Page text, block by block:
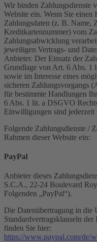
Wir binden Zahlungsdienste
Website ein. Wenn Sie
Zahlungsdaten (z. B. Name,
Kreditkartennummer) vom
Zahlungsabwicklung
jeweiligen Vertrags- und
Anbieter. Der Einsatz der
Grundlage von Art. 6 Abs. 1
sowie im Interesse eines
sicheren Zahlungsvorgangs
für bestimmte Handlungen
6 Abs. 1 lit. a DSGVO
Einwilligungen sind
Folgende Zahlungsdienste /
Rahmen dieser Website ein:
PayPal
Anbieter dieses
S.C.A., 22-24 Boulevard
Folgenden „PayPal“).
Die Datenübertragung in die
Standardvertragsklauseln
finden Sie hier:
https://www.paypal.com/de/